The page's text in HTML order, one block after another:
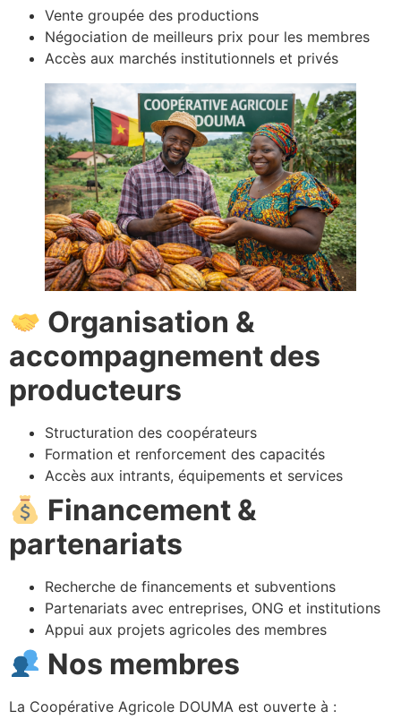
Vente groupée des productions
Négociation de meilleurs prix pour les membres
Accès aux marchés institutionnels et privés
Organisation &
accompagnement des
producteurs
Structuration des coopérateurs
Formation et renforcement des capacités
Accès aux intrants, équipements et services
Financement &
partenariats
Recherche de financements et subventions
Partenariats avec entreprises, ONG et institutions
Appui aux projets agricoles des membres
Nos membres
La Coopérative Agricole DOUMA est ouverte à :